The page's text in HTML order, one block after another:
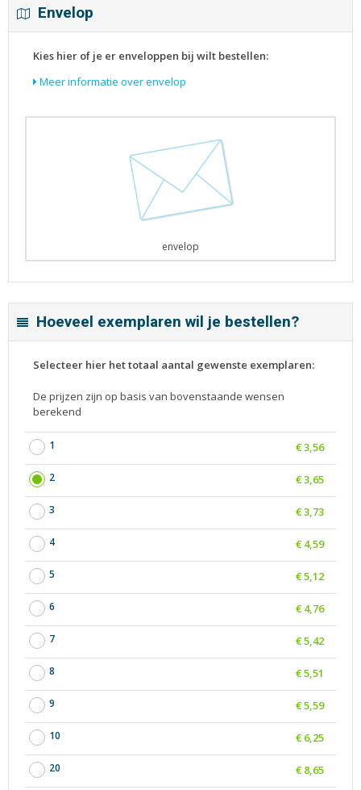
Envelop
Kies hier of je er enveloppen bij wilt bestellen:
Meer informatie over envelop
envelop
Hoeveel exemplaren wil je bestellen?
Selecteer hier het totaal aantal gewenste exemplaren:
De prijzen zijn op basis van bovenstaande wensen
berekend
1
2
3
4
5
6
7
8
9
10
20
€ 3,56
€ 3,65
€ 3,73
€ 4,59
€ 5,12
€ 4,76
€ 5,42
€ 5,51
€ 5,59
€ 6,25
€ 8,65